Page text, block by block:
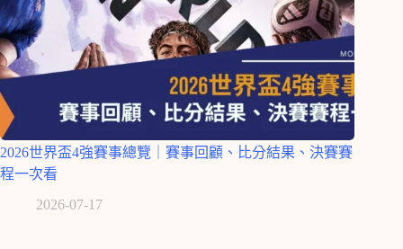
2026世界盃4強賽事總覽｜賽事回顧、比分結果、決賽賽
程一次看
2026-07-17